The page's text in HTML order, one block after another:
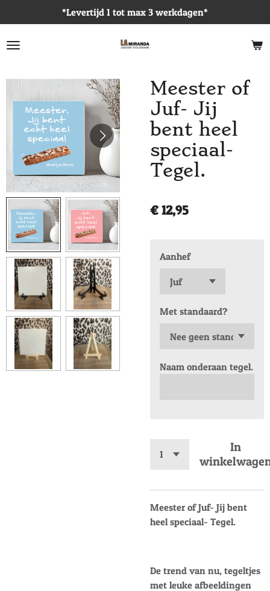
direct
naar
*Levertijd 1 tot max 3 werkdagen*
Meester of
Juf- Jij
bent heel
speciaal-
Tegel.
€ 12,95
Aanhef
Met standaard?
Naam onderaan tegel.
In
Meester of Juf- Jij bent
heel speciaal- Tegel.
De trend van nu, tegeltjes
met leuke afbeeldingen